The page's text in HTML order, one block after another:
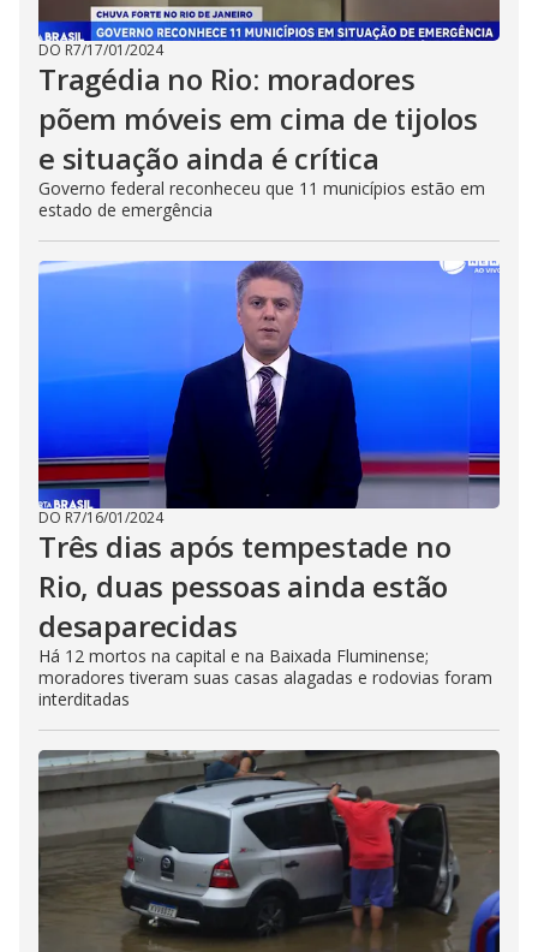
DO R7/17/01/2024
Tragédia no Rio: moradores
põem móveis em cima de tijolos
e situação ainda é crítica
Governo federal reconheceu que 11 municípios estão em
estado de emergência
DO R7/16/01/2024
Três dias após tempestade no
Rio, duas pessoas ainda estão
desaparecidas
Há 12 mortos na capital e na Baixada Fluminense;
moradores tiveram suas casas alagadas e rodovias foram
interditadas